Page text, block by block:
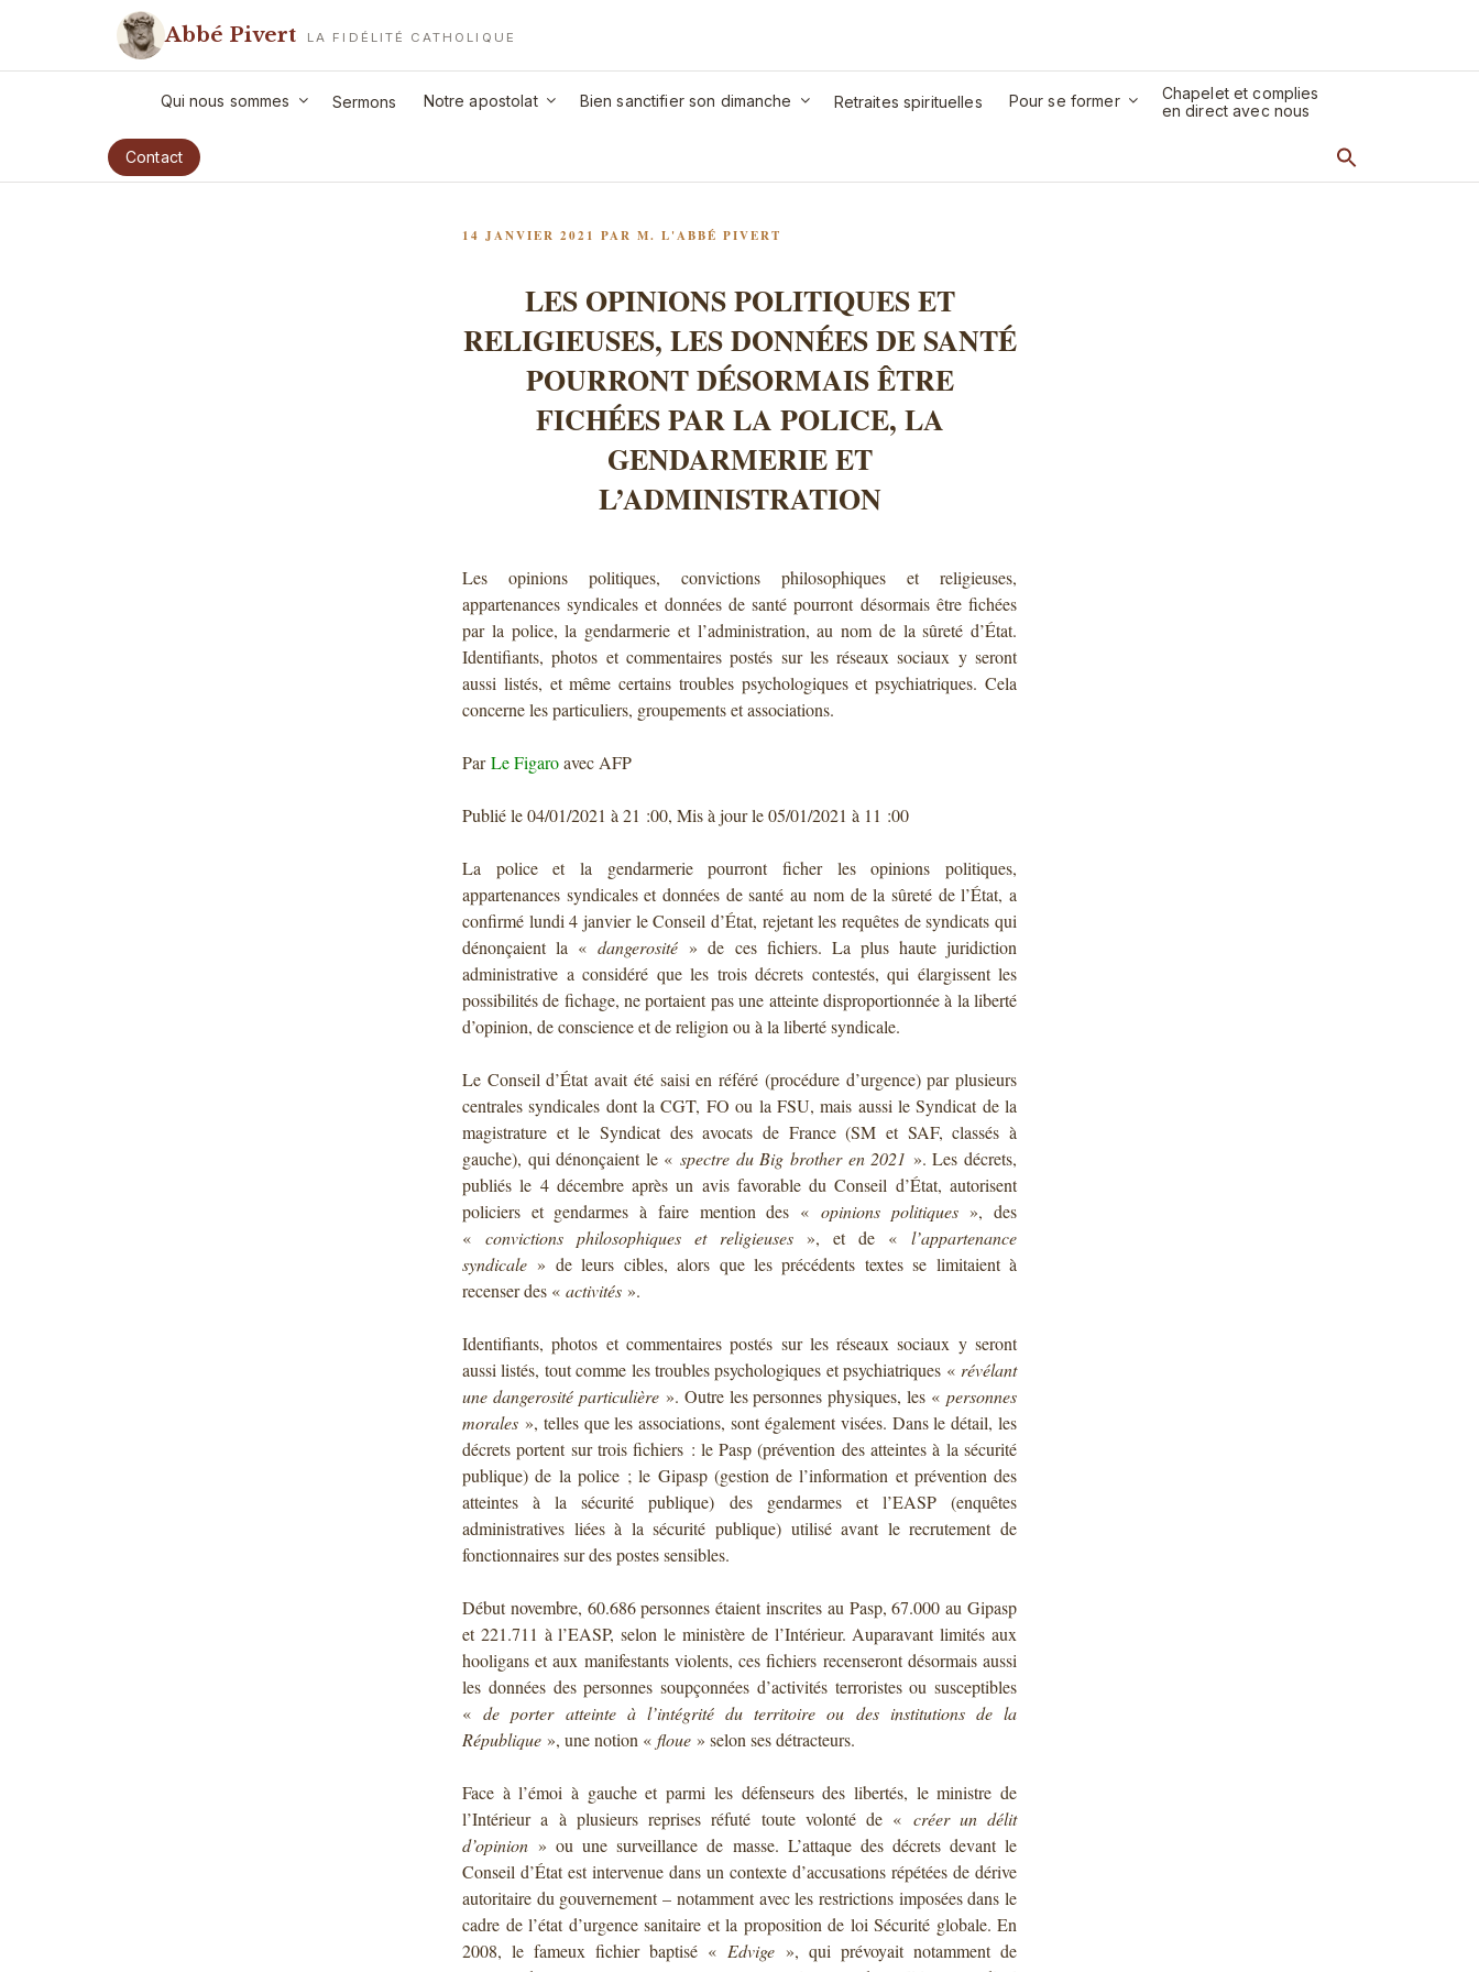
Abbé Pivert LA FIDÉLITÉ CATHOLIQUE
Qui nous sommes Sermons Notre apostolat Bien sanctifier son dimanche Retraites spirituelles Pour se former
Chapelet et complies
en direct avec nous
Contact
PUBLIÉ
14 JANVIER 2021 PAR M. L'ABBÉ PIVERT
LES OPINIONS POLITIQUES ET
RELIGIEUSES, LES DONNÉES DE SANTÉ
POURRONT DÉSORMAIS ÊTRE
FICHÉES PAR LA POLICE, LA
GENDARMERIE ET
L’ADMINISTRATION
Les opinions politiques, convictions philosophiques et religieuses,
appartenances syndicales et données de santé pourront désormais être fichées
par la police, la gendarmerie et l’administration, au nom de la sûreté d’État.
Identifiants, photos et commentaires postés sur les réseaux sociaux y seront
aussi listés, et même certains troubles psychologiques et psychiatriques. Cela
concerne les particuliers, groupements et associations.
ParLe Figaroavec AFP
Publié le 04/01/2021 à 21 :00, Mis à jour le 05/01/2021 à 11 :00
La police et la gendarmerie pourront ficher les opinions politiques,
appartenances syndicales et données de santé au nom de la sûreté de l’État, a
confirmé lundi 4 janvier le Conseil d’État, rejetant les requêtes de syndicats qui
dénonçaient la «dangerosité » de ces fichiers. La plus haute juridiction
administrative a considéré que les trois décrets contestés, qui élargissent les
possibilités de fichage, ne portaient pas une atteinte disproportionnée à la liberté
d’opinion, de conscience et de religion ou à la liberté syndicale.
Le Conseil d’État avait été saisi en référé (procédure d’urgence) par plusieurs
centrales syndicales dont la CGT, FO ou la FSU, mais aussi le Syndicat de la
magistrature et le Syndicat des avocats de France (SM et SAF, classés à
gauche), qui dénonçaient le «spectre du Big brother en 2021 ». Les décrets,
publiés le 4 décembre après un avis favorable du Conseil d’État, autorisent
policiers et gendarmes à faire mention des « opinions politiques», des
« convictions philosophiques et religieuses», et de «l’appartenance
syndicale » de leurs cibles, alors que les précédents textes se limitaient à
recenser des « activités ».
Identifiants, photos et commentaires postés sur les réseaux sociaux y seront
aussi listés, tout comme les troubles psychologiques et psychiatriques « révélant
une dangerosité particulière». Outre les personnes physiques, les «personnes
morales », telles que les associations, sont également visées. Dans le détail, les
décrets portent sur trois fichiers : le Pasp (prévention des atteintes à la sécurité
publique) de la police ; le Gipasp (gestion de l’information et prévention des
atteintes à la sécurité publique) des gendarmes et l’EASP (enquêtes
administratives liées à la sécurité publique) utilisé avant le recrutement de
fonctionnaires sur des postes sensibles.
Début novembre, 60.686 personnes étaient inscrites au Pasp, 67.000 au Gipasp
et 221.711 à l’EASP, selon le ministère de l’Intérieur. Auparavant limités aux
hooligans et aux manifestants violents, ces fichiers recenseront désormais aussi
les données des personnes soupçonnées d’activités terroristes ou susceptibles
«de porter atteinte à l’intégrité du territoire ou des institutions de la
République », une notion « floue » selon ses détracteurs.
Face à l’émoi à gauche et parmi les défenseurs des libertés, le ministre de
l’Intérieur a à plusieurs reprises réfuté toute volonté de « créer un délit
d’opinion » ou une surveillance de masse. L’attaque des décrets devant le
Conseil d’État est intervenue dans un contexte d’accusations répétées de dérive
autoritaire du gouvernement – notamment avec les restrictions imposées dans le
cadre de l’état d’urgence sanitaire et la proposition de loi Sécurité globale. En
2008, le fameux fichier baptisé « Edvige », qui prévoyait notamment de